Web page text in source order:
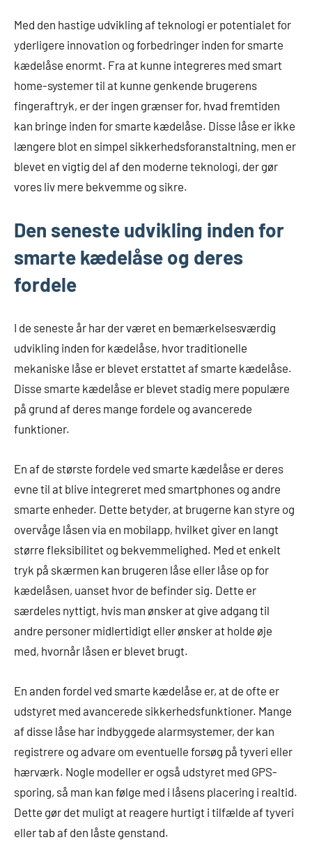
Med den hastige udvikling af teknologi er potentialet for
yderligere innovation og forbedringer inden for smarte
kædelåse enormt. Fra at kunne integreres med smart
home-systemer til at kunne genkende brugerens
fingeraftryk, er der ingen grænser for, hvad fremtiden
kan bringe inden for smarte kædelåse. Disse låse er ikke
længere blot en simpel sikkerhedsforanstaltning, men er
blevet en vigtig del af den moderne teknologi, der gør
vores liv mere bekvemme og sikre.
Den seneste udvikling inden for
smarte kædelåse og deres
fordele
I de seneste år har der været en bemærkelsesværdig
udvikling inden for kædelåse, hvor traditionelle
mekaniske låse er blevet erstattet af smarte kædelåse.
Disse smarte kædelåse er blevet stadig mere populære
på grund af deres mange fordele og avancerede
funktioner.
En af de største fordele ved smarte kædelåse er deres
evne til at blive integreret med smartphones og andre
smarte enheder. Dette betyder, at brugerne kan styre og
overvåge låsen via en mobilapp, hvilket giver en langt
større fleksibilitet og bekvemmelighed. Med et enkelt
tryk på skærmen kan brugeren låse eller låse op for
kædelåsen, uanset hvor de befinder sig. Dette er
særdeles nyttigt, hvis man ønsker at give adgang til
andre personer midlertidigt eller ønsker at holde øje
med, hvornår låsen er blevet brugt.
En anden fordel ved smarte kædelåse er, at de ofte er
udstyret med avancerede sikkerhedsfunktioner. Mange
af disse låse har indbyggede alarmsystemer, der kan
registrere og advare om eventuelle forsøg på tyveri eller
hærværk. Nogle modeller er også udstyret med GPS-
sporing, så man kan følge med i låsens placering i realtid.
Dette gør det muligt at reagere hurtigt i tilfælde af tyveri
eller tab af den låste genstand.